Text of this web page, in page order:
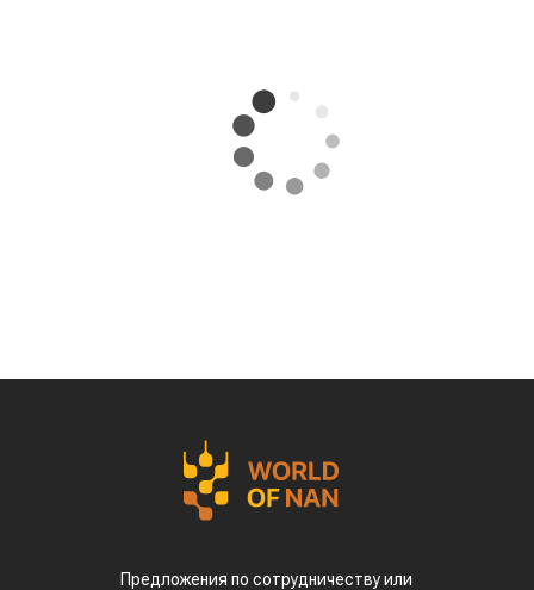
Предложения по сотрудничеству или